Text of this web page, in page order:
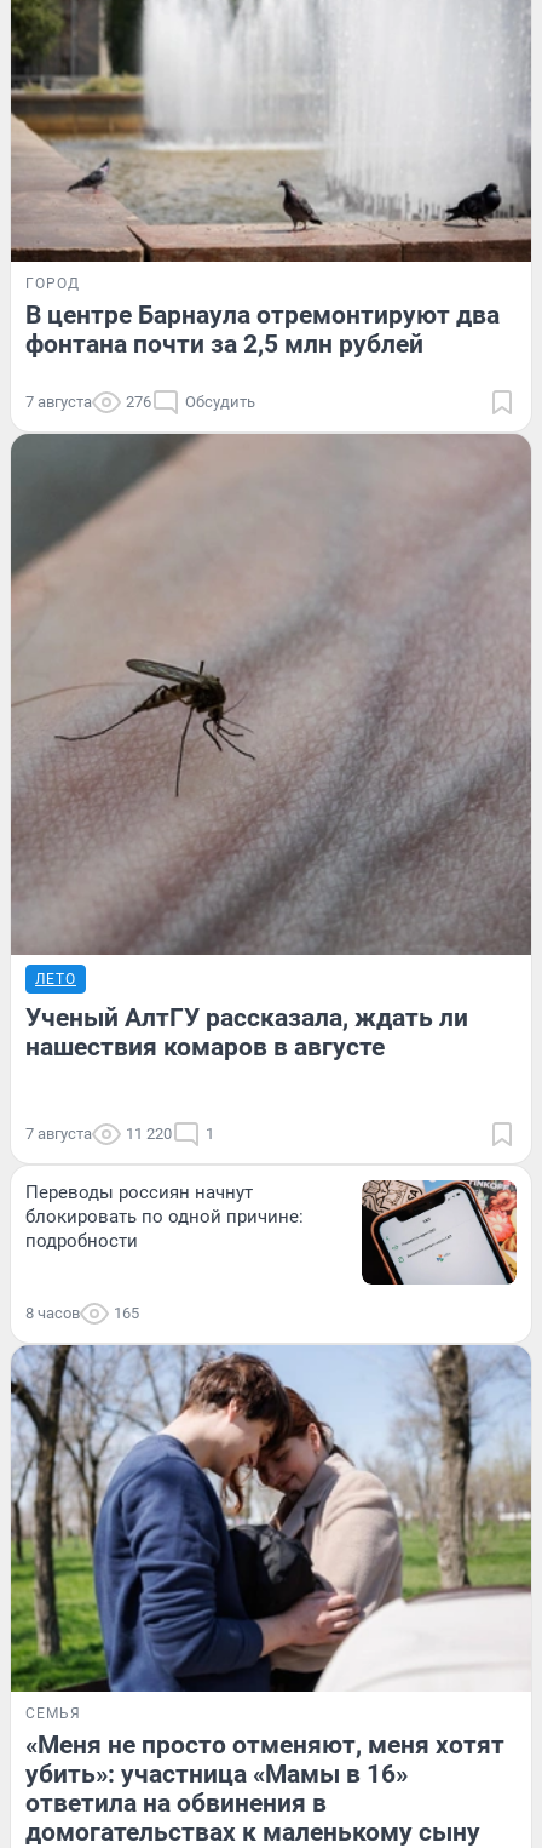
ГОРОД
В центре Барнаула отремонтируют два
фонтана почти за 2,5 млн рублей
7 августа 276 Обсудить
ЛЕТО
Ученый АлтГУ рассказала, ждать ли
нашествия комаров в августе
7 августа 11 220 1
Переводы россиян начнут
блокировать по одной причине:
подробности
8 часов 165
СЕМЬЯ
«Меня не просто отменяют, меня хотят
убить»: участница «Мамы в 16»
ответила на обвинения в
домогательствах к маленькому сыну